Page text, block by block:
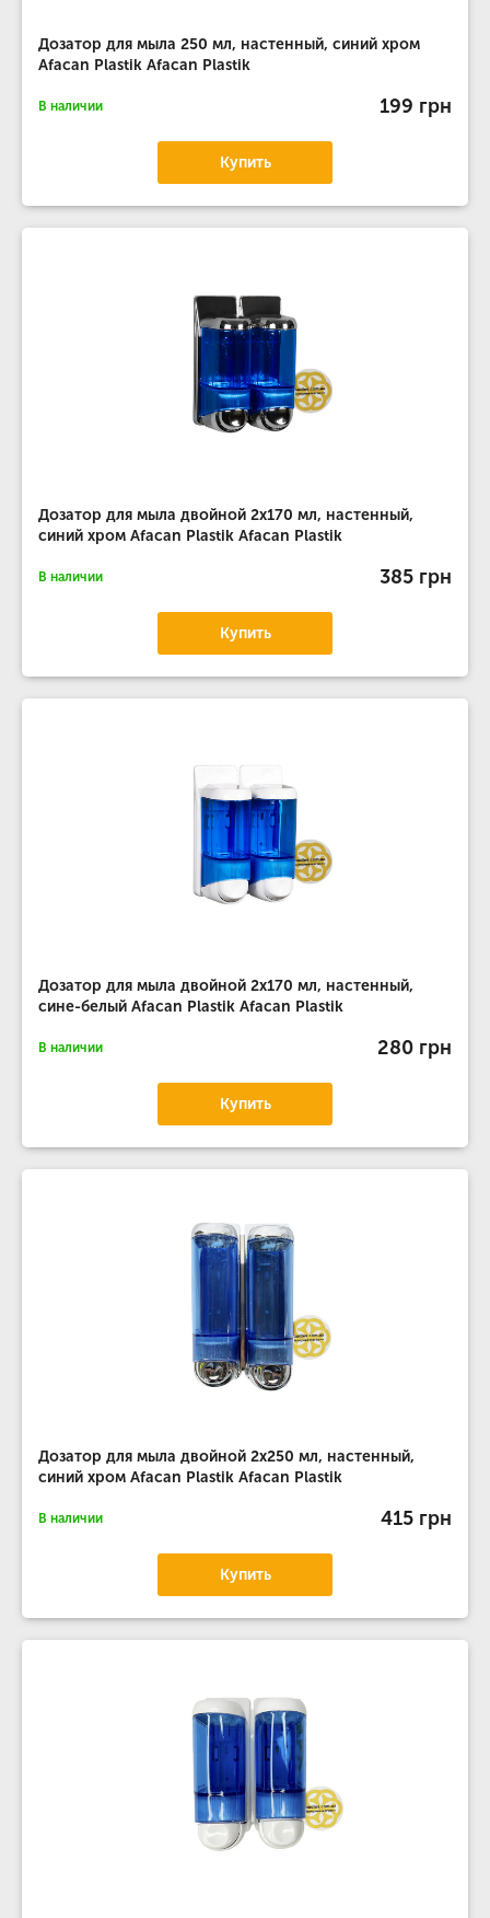
Дозатор для мыла 250 мл, настенный, синий хром
Afacan Plastik Afacan Plastik
В наличии 199 грн
Купить
Дозатор для мыла двойной 2х170 мл, настенный,
синий хром Afacan Plastik Afacan Plastik
В наличии 385 грн
Купить
Дозатор для мыла двойной 2х170 мл, настенный,
сине-белый Afacan Plastik Afacan Plastik
В наличии 280 грн
Купить
Дозатор для мыла двойной 2х250 мл, настенный,
синий хром Afacan Plastik Afacan Plastik
В наличии 415 грн
Купить